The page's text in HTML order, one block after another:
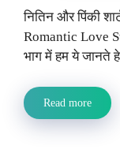
नितिन और पिंकी
Romantic Love
भाग में हम ये जानते
Read more